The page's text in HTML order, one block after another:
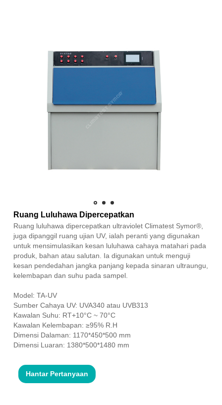
Ruang Luluhawa Dipercepatkan
Ruang luluhawa dipercepatkan ultraviolet Climatest Symor®,
juga dipanggil ruang ujian UV, ialah peranti yang digunakan
untuk mensimulasikan kesan luluhawa cahaya matahari pada
produk, bahan atau salutan. Ia digunakan untuk menguji
kesan pendedahan jangka panjang kepada sinaran ultraungu,
kelembapan dan suhu pada sampel.
Model: TA-UV
Sumber Cahaya UV: UVA340 atau UVB313
Kawalan Suhu: RT+10°C ~ 70°C
Kawalan Kelembapan: ≥95% R.H
Dimensi Dalaman: 1170*450*500 mm
Dimensi Luaran: 1380*500*1480 mm
Hantar Pertanyaan